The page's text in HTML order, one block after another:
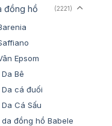
Nâu Gold Phối Chỉ
đồng hồ (2221)
Epsom
Bê
Da cá đuối
Cá Sấu
da đồng hồ Babele